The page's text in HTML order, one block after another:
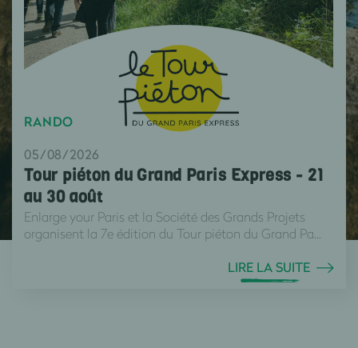
RANDO
05/08/2026
Tour piéton du Grand Paris Express - 21
au 30 août
Enlarge your Paris et la Société des Grands Projets
organisent la 7e édition du Tour piéton du Grand Pa...
LIRE LA SUITE